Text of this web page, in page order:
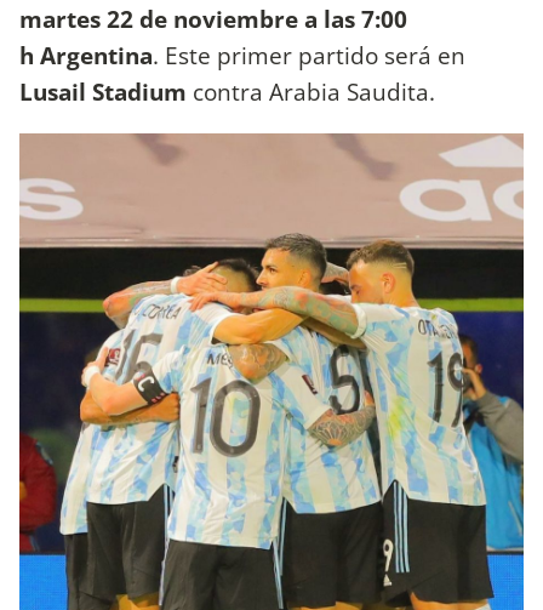
martes 22 de noviembre a las 7:00
h Argentina. Este primer partido será en
Lusail Stadium contra Arabia Saudita.